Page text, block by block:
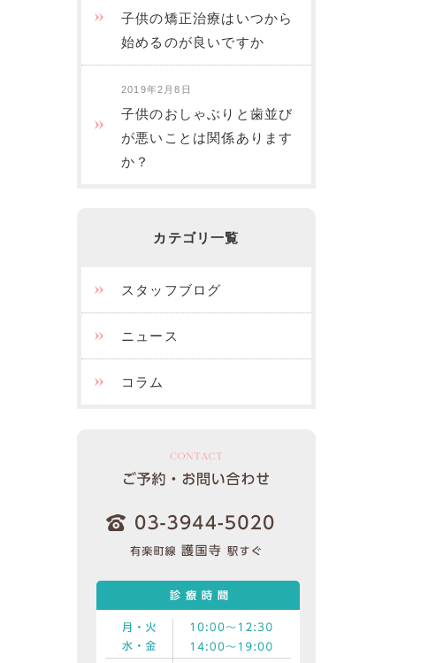
子供の矯正治療はいつから
始めるのが良いですか
2019年2月8日
子供のおしゃぶりと歯並び
が悪いことは関係あります
か？
カテゴリ一覧
スタッフブログ
ニュース
コラム